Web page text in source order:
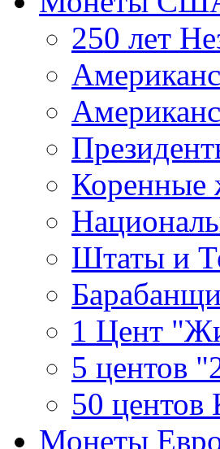
250 лет
Коренные
Штаты и
1 Цент
5 центов
50 центов
Монеты